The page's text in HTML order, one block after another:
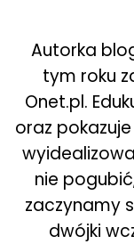
Autorka
tym roku
Onet.pl.
oraz
nie
zaczynamy
dwójki